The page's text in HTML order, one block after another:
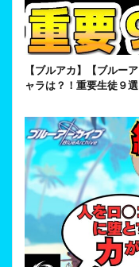
【ブルアカ】【ブルー
ャラは？！重要生徒９選